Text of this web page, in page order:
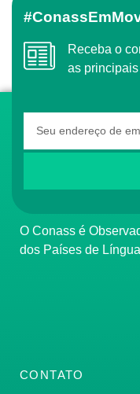
Receba o conteúdo semanal do Conass com
as
O Conass é Observador Consultivo da Comunidade
dos Países de
CONTATO